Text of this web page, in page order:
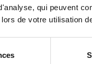
qui peuvent
de votre utilisation